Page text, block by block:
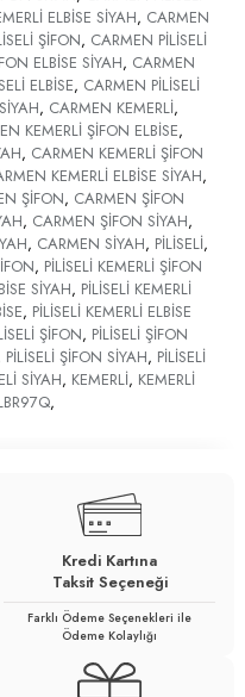
ELBİSE SİYAH, CARMEN
ŞİFON, CARMEN PİLİSELİ
ELBİSE SİYAH, CARMEN
ELBİSE, CARMEN PİLİSELİ
, CARMEN KEMERLİ,
KEMERLİ ŞİFON ELBİSE,
, CARMEN KEMERLİ ŞİFON
KEMERLİ ELBİSE SİYAH,
ŞİFON, CARMEN ŞİFON
, CARMEN ŞİFON SİYAH,
, CARMEN SİYAH, PİLİSELİ,
, PİLİSELİ KEMERLİ ŞİFON
SİYAH, PİLİSELİ KEMERLİ
, PİLİSELİ KEMERLİ ELBİSE
ŞİFON, PİLİSELİ ŞİFON
PİLİSELİ ŞİFON SİYAH, PİLİSELİ
SİYAH, KEMERLİ, KEMERLİ
,
Kredi Kartına
Taksit Seçeneği
Farklı Ödeme Seçenekleri ile
Ödeme Kolaylığı